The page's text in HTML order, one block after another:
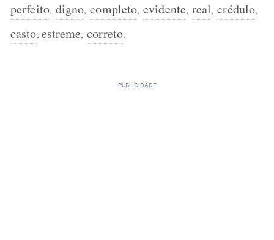
perfeito, digno, completo, evidente, real, crédulo,
casto, estreme, correto.